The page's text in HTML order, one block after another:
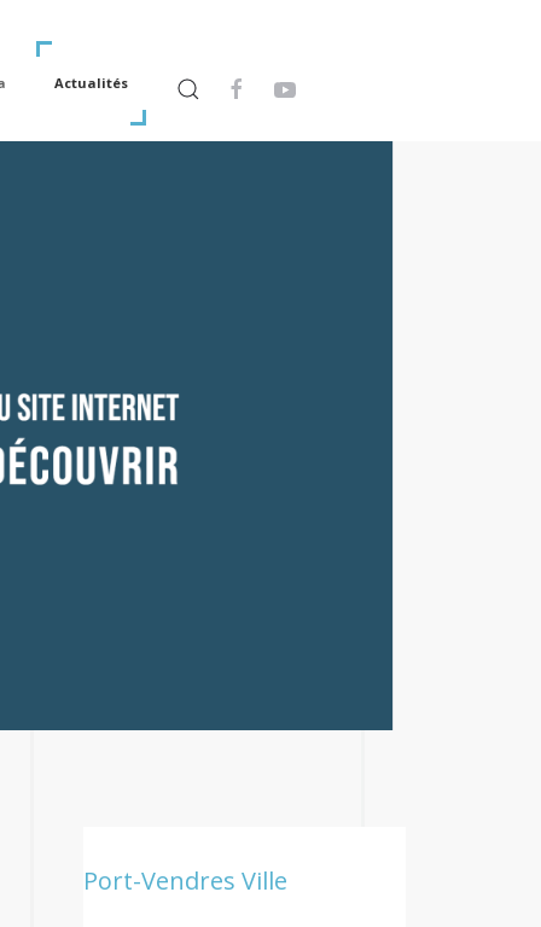
Actualités
Port-Vendres Ville